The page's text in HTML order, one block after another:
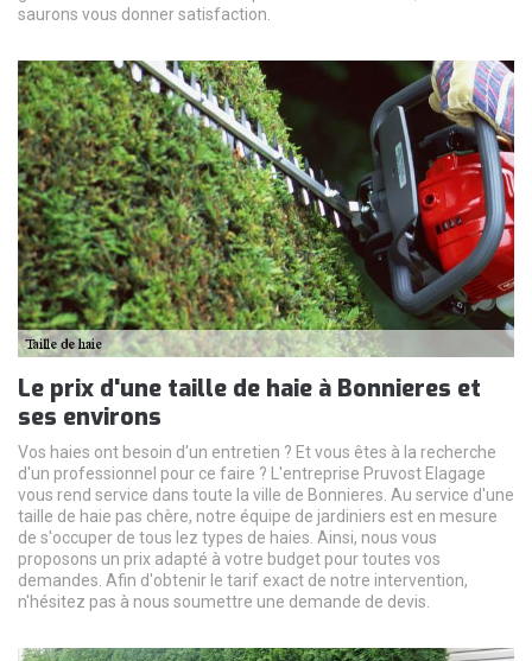
saurons vous donner satisfaction.
Le prix d'une taille de haie à Bonnieres et
ses environs
Vos haies ont besoin d'un entretien ? Et vous êtes à la recherche
d'un professionnel pour ce faire ? L'entreprise Pruvost Elagage
vous rend service dans toute la ville de Bonnieres. Au service d'une
taille de haie pas chère, notre équipe de jardiniers est en mesure
de s'occuper de tous lez types de haies. Ainsi, nous vous
proposons un prix adapté à votre budget pour toutes vos
demandes. Afin d'obtenir le tarif exact de notre intervention,
n'hésitez pas à nous soumettre une demande de devis.